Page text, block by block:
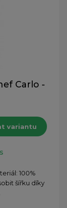
Carlo -
variantu
100%
šířku díky